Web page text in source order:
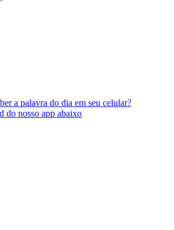
a palavra do dia em seu celular?
do nosso app abaixo